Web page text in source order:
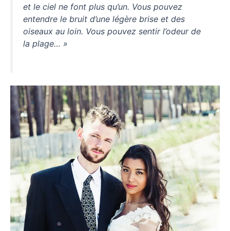
et le ciel ne font plus qu’un. Vous pouvez
entendre le bruit d’une légère brise et des
oiseaux au loin. Vous pouvez sentir l’odeur de
la plage… »